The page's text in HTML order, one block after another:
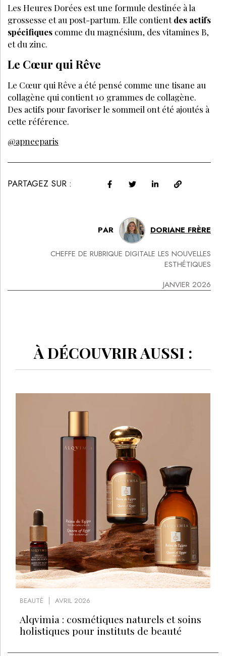
Les Heures Dorées est une formule destinée à la
grossesse et au post-partum. Elle contientdes actifs
spécifiques comme du magnésium, des vitamines B,
et du zinc.
Le Cœur qui Rêve
Le Cœur qui Rêve a été pensé comme une tisane au
collagène qui contient 10 grammes de collagène.
Des actifs pour favoriser le sommeil ont été ajoutés à
cette référence.
@apneeparis
PARTAGEZ SUR :
PAR DORIANE FRÈRE
CHEFFE DE RUBRIQUE DIGITALE LES NOUVELLES
ESTHÉTIQUES
JANVIER 2026
À DÉCOUVRIR AUSSI :
BEAUTÉ AVRIL 2026
Alqvimia : cosmétiques naturels et soins
holistiques pour instituts de beauté